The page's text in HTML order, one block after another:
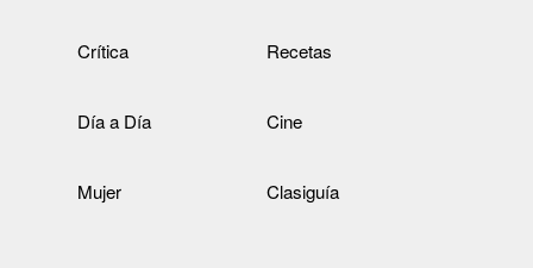
Crítica Recetas
Día a Día Cine
Mujer Clasiguía